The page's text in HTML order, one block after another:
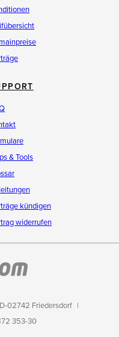
& Tools
kündigen
widerrufen
D-02742 Friedersdorf
353-30